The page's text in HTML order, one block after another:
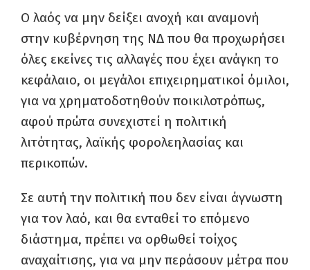
Ο λαός να μην δείξει ανοχή και αναμονή
στην κυβέρνηση της ΝΔ που θα προχωρήσει
όλες εκείνες τις αλλαγές που έχει ανάγκη το
κεφάλαιο, οι μεγάλοι επιχειρηματικοί όμιλοι,
για να χρηματοδοτηθούν ποικιλοτρόπως,
αφού πρώτα συνεχιστεί η πολιτική
λιτότητας, λαϊκής φορολεηλασίας και
περικοπών.
Σε αυτή την πολιτική που δεν είναι άγνωστη
για τον λαό, και θα ενταθεί το επόμενο
διάστημα, πρέπει να ορθωθεί τοίχος
αναχαίτισης, για να μην περάσουν μέτρα που